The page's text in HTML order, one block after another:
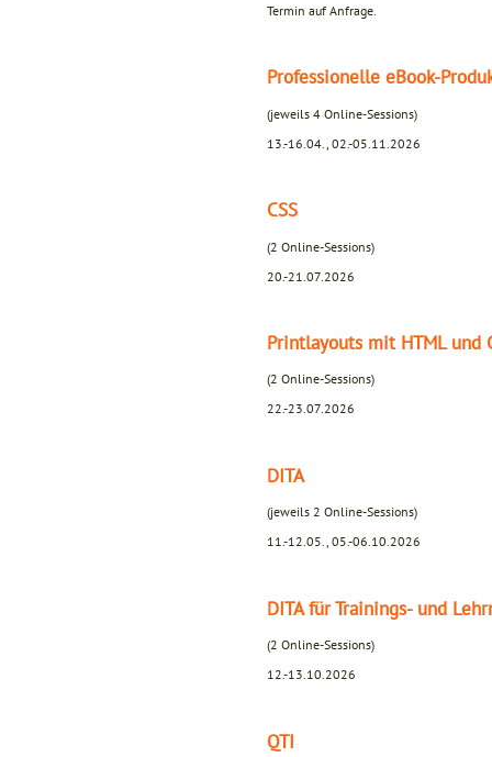
Termin auf Anfrage.
Professionelle eBook-
(jeweils 4 Online-Sessions)
13.-16.04., 02.-05.11.2026
CSS
(2 Online-Sessions)
20.-21.07.2026
Printlayouts mit HTML und
(2 Online-Sessions)
22.-23.07.2026
DITA
(jeweils 2 Online-Sessions)
11.-12.05., 05.-06.10.2026
DITA für Trainings- und
(2 Online-Sessions)
12.-13.10.2026
QTI